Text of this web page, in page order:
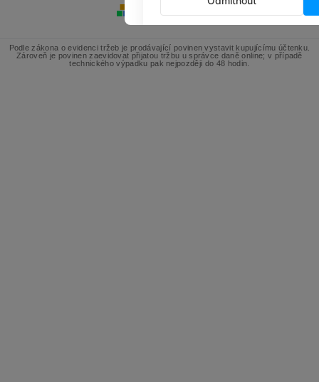
Podle zákona o evidenci tržeb je prodávající povinen vystavit kupujícímu účtenku.
Zároveň je povinen zaevidovat přijatou tržbu u správce daně online; v případě
technického výpadku pak nejpozději do 48 hodin.